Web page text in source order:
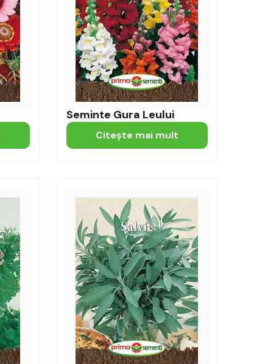
Seminte Gura Leului
Citeşte mai mult